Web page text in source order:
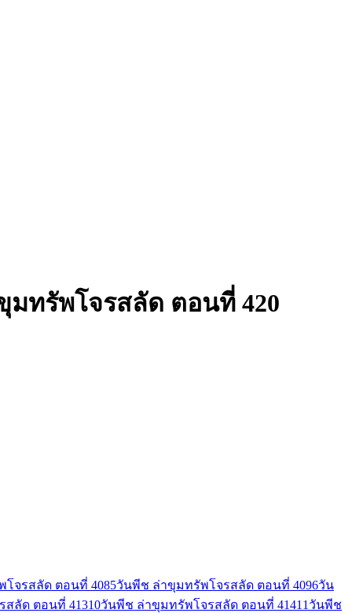
ทรัพโจรสลัด ตอนที่ 420
จรสลัด ตอนที่ 4085วันพีช ล่าขุมทรัพโจรสลัด ตอนที่ 4096วัน
ลัด ตอนที่ 41310วันพีช ล่าขุมทรัพโจรสลัด ตอนที่ 41411 วันพีช